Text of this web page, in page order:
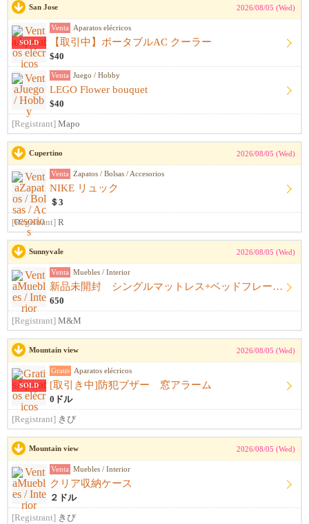
San Jose 2026/08/05 (Wed)
SOLD
Venta Aparatos elécricos
【取引中】ポータブルAC クーラー
$40
Venta Juego / Hobby
LEGO Flower bouquet
$40
[Registrant] Mapo
Cupertino 2026/08/05 (Wed)
Venta Zapatos / Bolsas / Accesorios
NIKE リュック
＄3
[Registrant] R
Sunnyvale 2026/08/05 (Wed)
Venta Muebles / Interior
新品未開封 シングルマットレス+ベッドフレーム+シーツ
650
[Registrant] M&M
Mountain view 2026/08/05 (Wed)
SOLD
Gratis Aparatos elécricos
[取引き中]防犯ブザー 窓アラーム
0ドル
[Registrant] きび
Mountain view 2026/08/05 (Wed)
Venta Muebles / Interior
クリア収納ケース
２ドル
[Registrant] きび